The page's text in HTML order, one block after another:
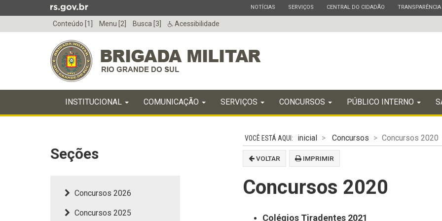
para
menu
ESTADO
NOTÍCIAS ESTADO
SERVIÇOS ESTADO
CENTRAL DO CIDADÃO ESTADO
TRANSPARÊNCIA
Conteúdo [1] Menu [2] Busca [3] Acessibilidade
do
menu
INICIAL
INSTITUCIONAL COMUNICAÇÃO SERVIÇOS CONCURSOS PÚBLICO INTERNO
Seções
Concursos 2026
Concursos 2025
inicial Concursos Concursos 2020
VOLTAR IMPRIMIR
Concursos 2020
Colégios Tiradentes 2021